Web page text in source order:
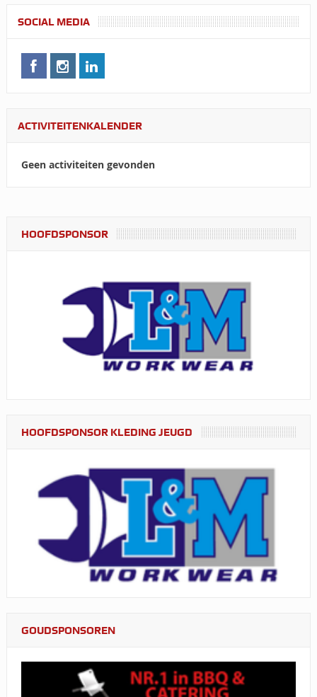
SOCIAL MEDIA
ACTIVITEITENKALENDER
Geen activiteiten gevonden
HOOFDSPONSOR
HOOFDSPONSOR KLEDING JEUGD
GOUDSPONSOREN